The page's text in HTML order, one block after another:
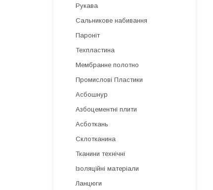
Рукава
Сальникове набивання
Пароніт
Техпластина
Мембранне полотно
Промислові Пластики
Асбошнур
Азбоцементні плити
Асботкань
Склотканина
Тканини технічні
Ізоляційні матеріали
Ланцюги